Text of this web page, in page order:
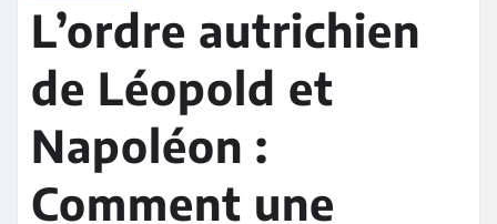
L’ordre autrichien
de Léopold et
Napoléon :
Comment une